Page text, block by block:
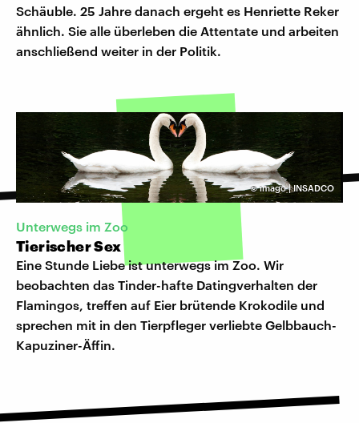
Schäuble. 25 Jahre danach ergeht es Henriette Reker
ähnlich. Sie alle überleben die Attentate und arbeiten
anschließend weiter in der Politik.
©imago | INSADCO
Unterwegs im Zoo
Tierischer Sex
Eine Stunde Liebe ist unterwegs im Zoo. Wir
beobachten das Tinder-hafte Datingverhalten der
Flamingos, treffen auf Eier brütende Krokodile und
sprechen mit in den Tierpfleger verliebte Gelbbauch-
Kapuziner-Äffin.